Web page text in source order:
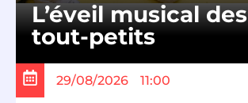
L’éveil musical des
tout-petits
29/08/2026 11:00